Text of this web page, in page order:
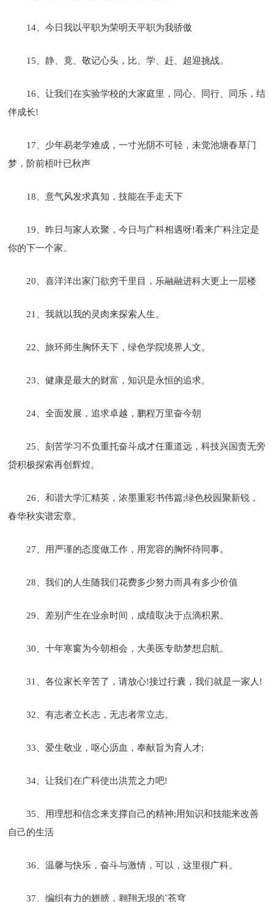
14、今日我以平职为荣明天平职为我骄傲
15、静、竟、敬记心头，比、学、赶、超迎挑战。
16、让我们在实验学校的大家庭里，同心、同行、同乐，结
伴成长!
17、少年易老学难成，一寸光阴不可轻，未觉池塘春草门
梦，阶前梧叶已秋声
18、意气风发求真知，技能在手走天下
19、昨日与家人欢聚，今日与广科相遇呀!看来广科注定是
你的下一个家。
20、喜洋洋出家门欲穷千里目，乐融融进科大更上一层楼
21、我就以我的灵肉来探索人生。
22、旅环师生胸怀天下，绿色学院境界人文。
23、健康是最大的财富，知识是永恒的追求。
24、全面发展，追求卓越，鹏程万里奋今朝
25、刻苦学习不负重托奋斗成才任重道远，科技兴国责无旁
贷积极探索再创辉煌。
26、和谐大学汇精英，浓墨重彩书伟篇;绿色校园聚新锐，
春华秋实谱宏章。
27、用严谨的态度做工作，用宽容的胸怀待同事。
28、我们的人生随我们花费多少努力而具有多少价值
29、差别产生在业余时间，成绩取决于点滴积累。
30、十年寒窗为今朝相会，大美医专助梦想启航。
31、各位家长辛苦了，请放心!接过行囊，我们就是一家人!
32、有志者立长志，无志者常立志。
33、爱生敬业，呕心沥血，奉献旨为育人才;
34、让我们在广科使出洪荒之力吧!
35、用理想和信念来支撑自己的精神;用知识和技能来改善
自己的生活
36、温馨与快乐，奋斗与激情，可以，这里很广科。
37、编织有力的翅膀，翱翔无垠的`苍穹